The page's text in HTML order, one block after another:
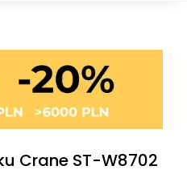
Crane ST-W8702